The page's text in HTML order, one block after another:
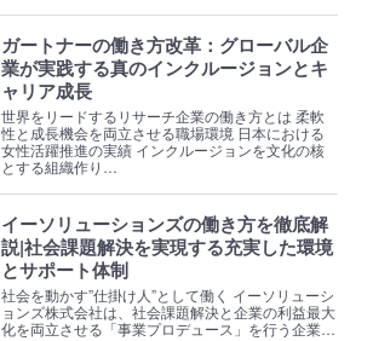
ガートナーの働き方改革：グローバル企
業が実践する真のインクルージョンとキ
ャリア成長
世界をリードするリサーチ企業の働き方とは 柔軟
性と成長機会を両立させる職場環境 日本における
女性活躍推進の実績 インクルージョンを文化の核
とする組織作り…
イーソリューションズの働き方を徹底解
説|社会課題解決を実現する充実した環境
とサポート体制
社会を動かす”仕掛け人”として働く イーソリューシ
ョンズ株式会社は、社会課題解決と企業の利益最大
化を両立させる「事業プロデュース」を行う企業…